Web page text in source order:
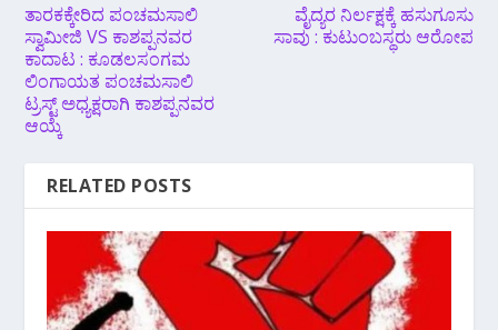
ತಾರಕಕ್ಕೇರಿದ ಪಂಚಮಸಾಲಿ
ಸ್ವಾಮೀಜಿ VS ಕಾಶಪ್ಪನವರ
ಕಾದಾಟ : ಕೂಡಲಸಂಗಮ
ಲಿಂಗಾಯತ ಪಂಚಮಸಾಲಿ
ಟ್ರಸ್ಟ್ ಅಧ್ಯಕ್ಷರಾಗಿ ಕಾಶಪ್ಪನವರ
ಆಯ್ಕೆ
ವೈದ್ಯರ ನಿರ್ಲಕ್ಷಕ್ಕೆ ಹಸುಗೂಸು
ಸಾವು : ಕುಟುಂಬಸ್ಥರು ಆರೋಪ
RELATED POSTS